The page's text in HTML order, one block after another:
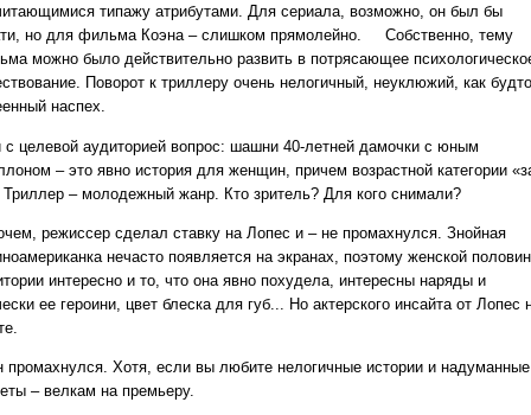
типажу атрибутами. Для сериала, возможно, он был бы
но для фильма Коэна – слишком прямолейно. Собственно, тему
можно было действительно развить в потрясающее
Поворот к триллеру очень нелогичный, неуклюжий, как будто
наспех.
с целевой аудиторией вопрос: шашни 40-летней дамочки с юным
– это явно история для женщин, причем возрастной категории
Триллер – молодежный жанр. Кто зритель? Для кого снимали?
режиссер сделал ставку на Лопес и – не промахнулся. Знойная
нечасто появляется на экранах, поэтому женской
интересно и то, что она явно похудела, интересны наряды и
ее героини, цвет блеска для губ... Но актерского инсайта от Лопес
промахнулся. Хотя, если вы любите нелогичные истории и надуманные
– велкам на премьеру.